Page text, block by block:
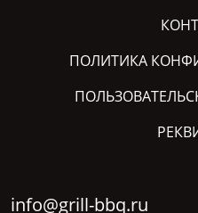
ПОЛИТИКА
info@grill-bbq.ru